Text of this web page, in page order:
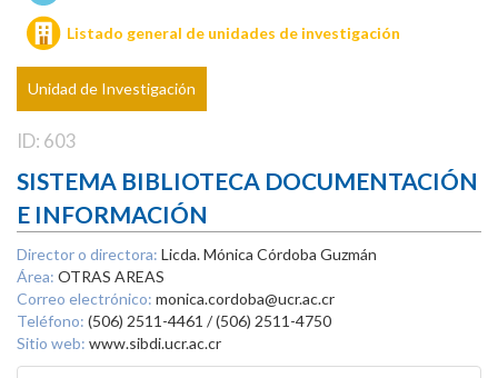
Listado general de unidades de investigación
Unidad de Investigación
ID: 603
SISTEMA BIBLIOTECA DOCUMENTACIÓN
E INFORMACIÓN
Director o directora: Licda. Mónica Córdoba Guzmán
Área: OTRAS AREAS
Correo electrónico: monica.cordoba@ucr.ac.cr
Teléfono: (506) 2511-4461 / (506) 2511-4750
Sitio web: www.sibdi.ucr.ac.cr